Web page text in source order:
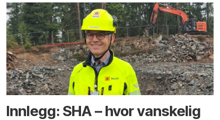
Innlegg: SHA – hvor vanskelig